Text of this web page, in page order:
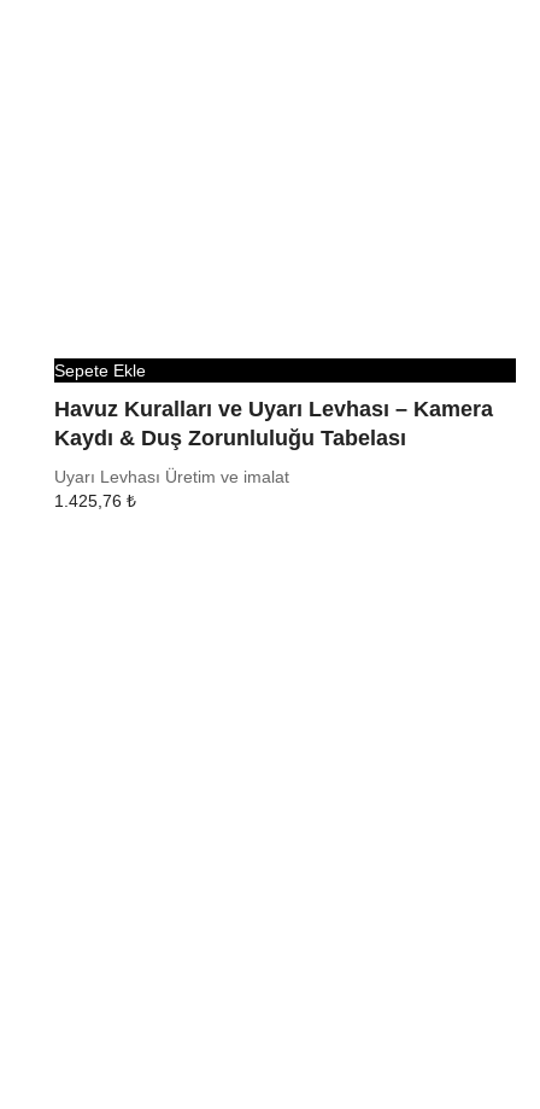
Sepete Ekle
Havuz Kuralları ve Uyarı Levhası – Kamera
Kaydı & Duş Zorunluluğu Tabelası
Uyarı Levhası Üretim ve imalat
1.425,76 ₺